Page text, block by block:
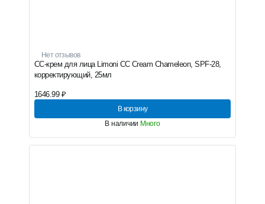
Нет отзывов
CC-крем для лица Limoni CC Cream Chameleon, SPF-28,
корректирующий, 25мл
1646.99 ₽
В корзину
В наличии Много